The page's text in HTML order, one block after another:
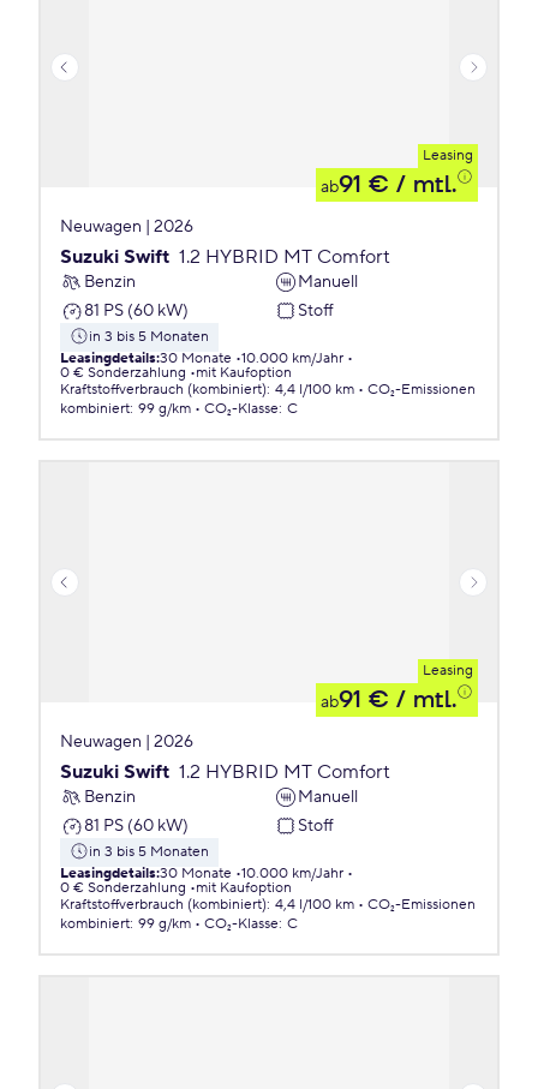
Leasing
ab91 € / mtl.
Neuwagen | 2026
Suzuki Swift 1.2 HYBRID MT Comfort
Benzin
Manuell
81 PS (60 kW)
Stoff
in 3 bis 5 Monaten
Leasingdetails:30 Monate 10.000 km/Jahr
0 € Sonderzahlung
mit Kaufoption
Kraftstoffverbrauch (kombiniert): 4,4 l/100 km
CO₂-Emissionen
kombiniert: 99 g/km CO₂-Klasse: C
Leasing
ab91 € / mtl.
Neuwagen | 2026
Suzuki Swift 1.2 HYBRID MT Comfort
Benzin
Manuell
81 PS (60 kW)
Stoff
in 3 bis 5 Monaten
Leasingdetails:30 Monate 10.000 km/Jahr
0 € Sonderzahlung
mit Kaufoption
Kraftstoffverbrauch (kombiniert): 4,4 l/100 km
CO₂-Emissionen
kombiniert: 99 g/km CO₂-Klasse: C